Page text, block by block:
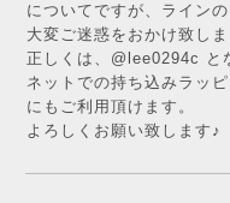
についてですが、ライン
大変ご迷惑をおかけ致しま
正しくは、@lee0294c と
ネットでの持ち込みラッ
にもご利用頂けます。
よろしくお願い致します♪